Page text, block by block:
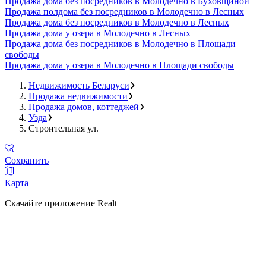
Продажа полдома без посредников в Молодечно в Лесных
Продажа дома без посредников в Молодечно в Лесных
Продажа дома у озера в Молодечно в Лесных
Продажа дома без посредников в Молодечно в Площади
свободы
Продажа дома у озера в Молодечно в Площади свободы
Недвижимость Беларуси
Продажа недвижимости
Продажа домов, коттеджей
Узда
Строительная ул.
Сохранить
Карта
Скачайте приложение Realt